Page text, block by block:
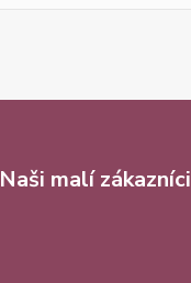
Naši malí zákazníci